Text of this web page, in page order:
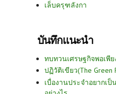
เล็บครุฑลังกา
บันทึกแนะนำ
ทบทวนเศรษฐกิจพอเพีย
ปฏิวัติเขียว(The Green
เบื่องานประจำอยากเป็